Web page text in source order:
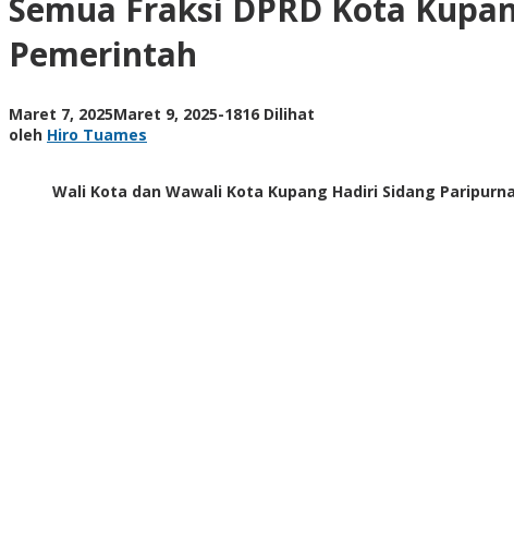
Kupang
dan
Menerima
Dua
Semua Fraksi DPRD Kota
Pemerintah
Maret 7, 2025Maret 9, 2025oleh
-1816 Dilihat
oleh Hiro Tuames
Wali Kota dan Wawali Kota Kupang Hadiri Sidang